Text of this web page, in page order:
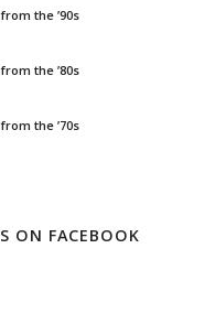
the ’90s
the ’80s
the ’70s
ON FACEBOOK